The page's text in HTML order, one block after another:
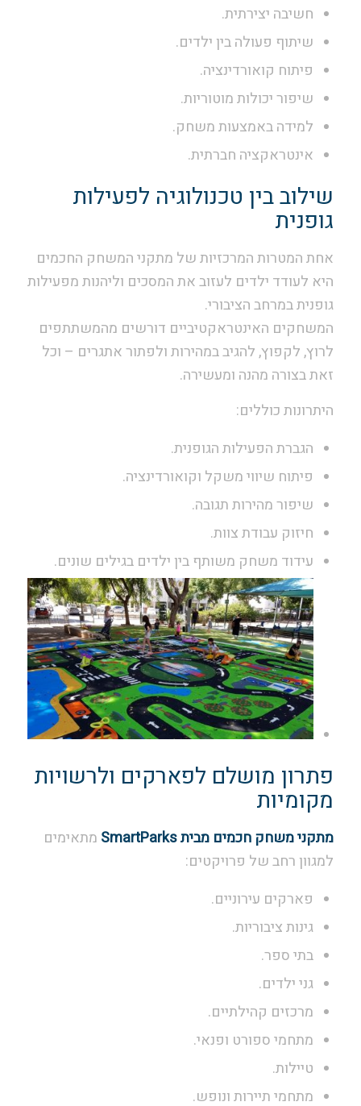
חשיבה יצירתית.
שיתוף פעולה בין ילדים.
פיתוח קואורדינציה.
שיפור יכולות מוטוריות.
למידה באמצעות משחק.
אינטראקציה חברתית.
שילוב בין טכנולוגיה לפעילות
גופנית
אחת המטרות המרכזיות של מתקני המשחק החכמים
היא לעודד ילדים לעזוב את המסכים וליהנות מפעילות
גופנית במרחב הציבורי.
המשחקים האינטראקטיביים דורשים מהמשתתפים
לרוץ, לקפוץ, להגיב במהירות ולפתור אתגרים – וכל
זאת בצורה מהנה ומעשירה.
היתרונות כוללים:
הגברת הפעילות הגופנית.
פיתוח שיווי משקל וקואורדינציה.
שיפור מהירות תגובה.
חיזוק עבודת צוות.
עידוד משחק משותף בין ילדים בגילים שונים.
פתרון מושלם לפארקים ולרשויות
מקומיות
מתקני משחק חכמים מבית SmartParks
מתאימים
למגוון רחב של פרויקטים:
פארקים עירוניים.
גינות ציבוריות.
בתי ספר.
גני ילדים.
מרכזים קהילתיים.
מתחמי ספורט ופנאי.
טיילות.
מתחמי תיירות ונופש.